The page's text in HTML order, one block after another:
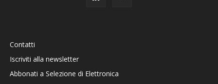
Contatti
Iscriviti alla newsletter
Abbonati a Selezione di Elettronica